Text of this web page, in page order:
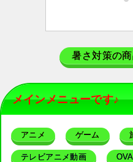
暑さ対策の
メインメニューです♪
アニメ ゲーム
テレビアニメ動画